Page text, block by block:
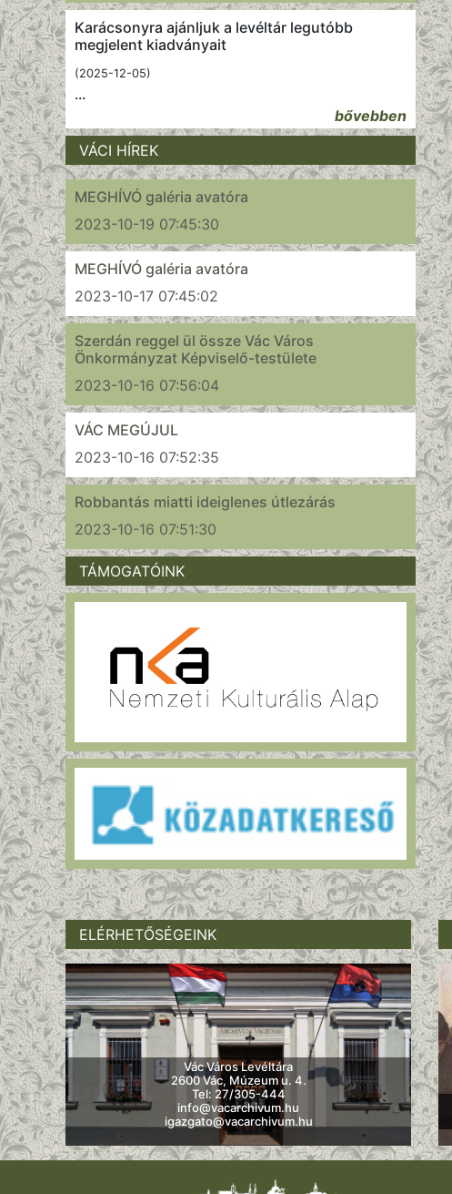
Karácsonyra ajánljuk a levéltár legutóbb
megjelent kiadványait
(2025-12-05)
...
bővebben
VÁCI HÍREK
MEGHÍVÓ galéria avatóra
2023-10-19 07:45:30
MEGHÍVÓ galéria avatóra
2023-10-17 07:45:02
Szerdán reggel ül össze Vác Város
Önkormányzat Képviselő-testülete
2023-10-16 07:56:04
VÁC MEGÚJUL
2023-10-16 07:52:35
Robbantás miatti ideiglenes útlezárás
2023-10-16 07:51:30
TÁMOGATÓINK
ELÉRHETŐSÉGEINK
Vác Város Levéltára
2600 Vác, Múzeum u. 4.
Tel: 27/305-444
info@vacarchivum.hu
igazgato@vacarchivum.hu